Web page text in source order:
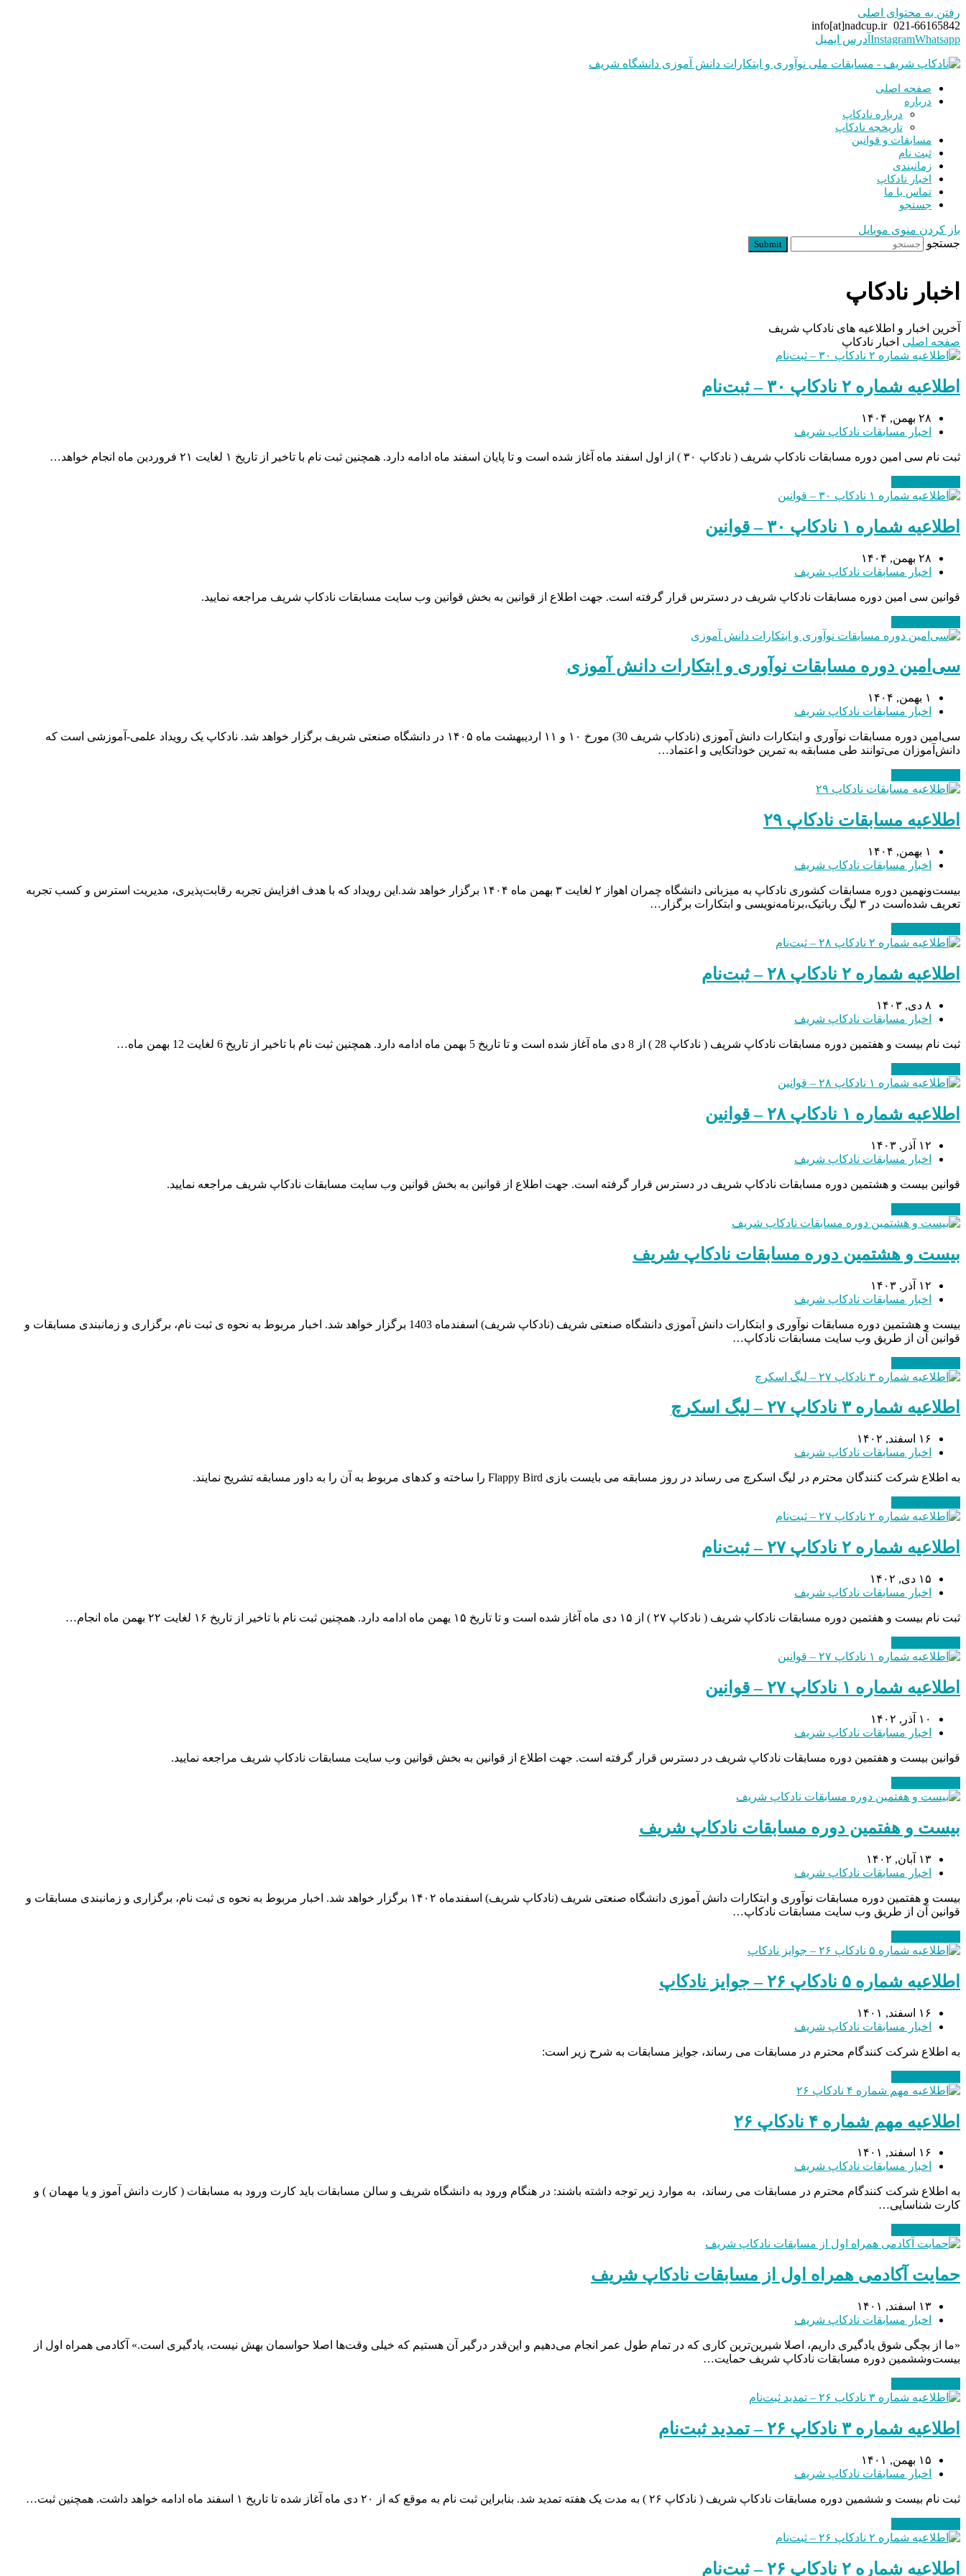
رفتن به محتوای اصلی
021-66165842
info[at]nadcup.ir
InstagramWhatsapp آدرس ایمیل
صفحه اصلی
درباره
درباره نادکاپ
تاریخچه نادکاپ
مسابقات و قوانین
ثبت نام
زمانبندی
اخبار نادکاپ
تماس با ما
جستجو
باز کردن منوی موبایل
جستجو
Submit
اخبار نادکاپ
آخرین اخبار و اطلاعیه های نادکاپ شریف
صفحه اصلی اخبار نادکاپ
اطلاعیه شماره ۲ نادکاپ ۳۰ – ثبت‌نام
۲۸ بهمن, ۱۴۰۴
اخبار مسابقات نادکاپ شریف
ثبت نام سی امین دوره مسابقات نادکاپ شریف ( نادکاپ ۳۰ ) از اول اسفند ماه آغاز شده است و تا پایان اسفند ماه ادامه دارد. همچنین ثبت نام با تاخیر از تاریخ ۱ لغایت ۲۱ فروردین ماه انجام خواهد…
اطلاعیه شماره ۱ نادکاپ ۳۰ – قوانین
۲۸ بهمن, ۱۴۰۴
اخبار مسابقات نادکاپ شریف
قوانین سی امین دوره مسابقات نادکاپ شریف در دسترس قرار گرفته است. جهت اطلاع از قوانین به بخش قوانین وب سایت مسابقات نادکاپ شریف مراجعه نمایید.
سی‌امین دوره مسابقات نوآوری و ابتکارات دانش آموزی
۱ بهمن, ۱۴۰۴
اخبار مسابقات نادکاپ شریف
سی‌امین دوره مسابقات نوآوری و ابتکارات دانش آموزی (نادکاپ شریف 30) مورخ ۱۰ و ۱۱ اردیبهشت ماه ۱۴۰۵ در دانشگاه صنعتی شریف برگزار خواهد شد. نادکاپ یک رویداد علمی-آموزشی است که
دانش‌آموزان می‌توانند طی مسابقه به تمرین خوداتکایی و اعتماد…
اطلاعیه مسابقات نادکاپ ۲۹
۱ بهمن, ۱۴۰۴
اخبار مسابقات نادکاپ شریف
بیست‌ونهمین دوره مسابقات کشوری نادکاپ به میزبانی دانشگاه چمران اهواز ۲ لغایت ۳ بهمن ماه ۱۴۰۴ برگزار خواهد شد.این رویداد که با هدف افزایش تجربه رقابت‌پذیری، مدیریت استرس و کسب تجربه
تعریف شده‌است در ۳ لیگ رباتیک،‌برنامه‌نویسی و ابتکارات برگزار…
اطلاعیه شماره ۲ نادکاپ ۲۸ – ثبت‌نام
۸ دی, ۱۴۰۳
اخبار مسابقات نادکاپ شریف
ثبت نام بیست و هفتمین دوره مسابقات نادکاپ شریف ( نادکاپ 28 ) از 8 دی ماه آغاز شده است و تا تاریخ 5 بهمن ماه ادامه دارد. همچنین ثبت نام با تاخیر از تاریخ 6 لغایت 12 بهمن ماه…
اطلاعیه شماره ۱ نادکاپ ۲٨ – قوانین
۱۲ آذر, ۱۴۰۳
اخبار مسابقات نادکاپ شریف
قوانین بیست و هشتمین دوره مسابقات نادکاپ شریف در دسترس قرار گرفته است. جهت اطلاع از قوانین به بخش قوانین وب سایت مسابقات نادکاپ شریف مراجعه نمایید.
بیست و هشتمین دوره مسابقات نادکاپ شریف
۱۲ آذر, ۱۴۰۳
اخبار مسابقات نادکاپ شریف
بیست و هشتمین دوره مسابقات نوآوری و ابتکارات دانش آموزی دانشگاه صنعتی شریف (نادکاپ شریف) اسفندماه 1403 برگزار خواهد شد. اخبار مربوط به نحوه ی ثبت نام، برگزاری و زمانبندی مسابقات و
قوانین آن از طریق وب سایت مسابقات نادکاپ…
اطلاعیه شماره ۳ نادکاپ ۲۷ – لیگ اسکرچ
۱۶ اسفند, ۱۴۰۲
اخبار مسابقات نادکاپ شریف
به اطلاع شرکت کنندگان محترم در لیگ اسکرچ می رساند در روز مسابقه می بایست بازی Flappy Bird را ساخته و کدهای مربوط به آن را به داور مسابقه تشریح نمایند.
اطلاعیه شماره ۲ نادکاپ ۲۷ – ثبت‌نام
۱۵ دی, ۱۴۰۲
اخبار مسابقات نادکاپ شریف
ثبت نام بیست و هفتمین دوره مسابقات نادکاپ شریف ( نادکاپ ۲۷ ) از ۱۵ دی ماه آغاز شده است و تا تاریخ ۱۵ یهمن ماه ادامه دارد. همچنین ثبت نام با تاخیر از تاریخ ۱۶ لغایت ۲۲ بهمن ماه انجام…
اطلاعیه شماره ۱ نادکاپ ۲۷ – قوانین
۱۰ آذر, ۱۴۰۲
اخبار مسابقات نادکاپ شریف
قوانین بیست و هفتمین دوره مسابقات نادکاپ شریف در دسترس قرار گرفته است. جهت اطلاع از قوانین به بخش قوانین وب سایت مسابقات نادکاپ شریف مراجعه نمایید.
بیست و هفتمین دوره مسابقات نادکاپ شریف
۱۳ آبان, ۱۴۰۲
اخبار مسابقات نادکاپ شریف
بیست و هفتمین دوره مسابقات نوآوری و ابتکارات دانش آموزی دانشگاه صنعتی شریف (نادکاپ شریف) اسفندماه ۱۴۰۲ برگزار خواهد شد. اخبار مربوط به نحوه ی ثبت نام، برگزاری و زمانبندی مسابقات و
قوانین آن از طریق وب سایت مسابقات نادکاپ…
اطلاعیه شماره ۵ نادکاپ ۲۶ – جوایز نادکاپ
۱۶ اسفند, ۱۴۰۱
اخبار مسابقات نادکاپ شریف
به اطلاع شرکت کنندگام محترم در مسابقات می رساند، جوایز مسابقات به شرح زیر است:
اطلاعیه مهم شماره ۴ نادکاپ ۲۶
۱۶ اسفند, ۱۴۰۱
اخبار مسابقات نادکاپ شریف
به اطلاع شرکت کنندگام محترم در مسابقات می رساند، به موارد زیر توجه داشته باشند: در هنگام ورود به دانشگاه شریف و سالن مسابقات باید کارت ورود به مسابقات ( کارت دانش آموز و یا مهمان ) و
کارت شناسایی…
حمایت آکادمی همراه اول از مسابقات نادکاپ شریف
۱۳ اسفند, ۱۴۰۱
اخبار مسابقات نادکاپ شریف
«ما از بچگی شوق یادگیری داریم، اصلا شیرین‌ترین کاری که در تمام طول عمر انجام می‌دهیم و این‌قدر درگیر آن هستیم که خیلی وقت‌ها اصلا حواسمان بهش نیست، یادگیری است.» آکادمی همراه اول از
بیست‌وششمین دوره مسابقات نادکاپ شریف حمایت…
اطلاعیه شماره ۳ نادکاپ ۲۶ – تمدید ثبت‌نام
۱۵ بهمن, ۱۴۰۱
اخبار مسابقات نادکاپ شریف
ثبت نام بیست و ششمین دوره مسابقات نادکاپ شریف ( نادکاپ ۲۶ ) به مدت یک هفته تمدید شد. بنابراین ثبت نام به موقع که از ۲۰ دی ماه آغاز شده تا تاریخ ۱ اسفند ماه ادامه خواهد داشت. همچنین ثبت…
اطلاعیه شماره ۲ نادکاپ ۲۶ – ثبت‌نام